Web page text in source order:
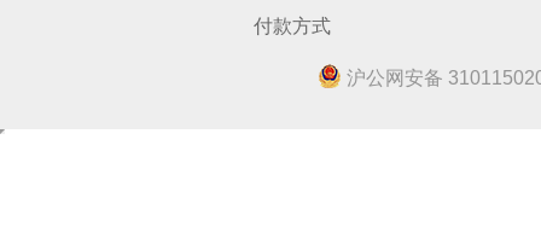
付款方式
沪公网安备